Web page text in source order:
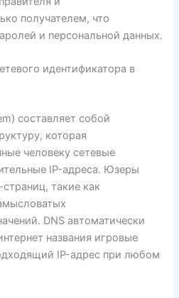
получателем, что
и персональной данных.
идентификатора в
составляет собой
которая
человеку сетевые
IP-адреса. Юзеры
такие как
DNS автоматически
названия игровые
IP-адрес при любом